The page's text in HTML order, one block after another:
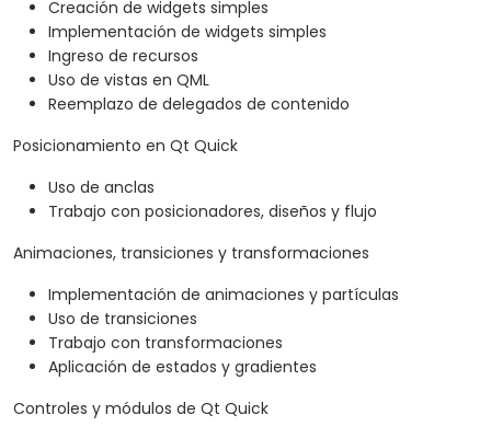
Creación de widgets simples
Implementación de widgets simples
Ingreso de recursos
Uso de vistas en QML
Reemplazo de delegados de contenido
Posicionamiento en Qt Quick
Uso de anclas
Trabajo con posicionadores, diseños y flujo
Animaciones, transiciones y transformaciones
Implementación de animaciones y partículas
Uso de transiciones
Trabajo con transformaciones
Aplicación de estados y gradientes
Controles y módulos de Qt Quick